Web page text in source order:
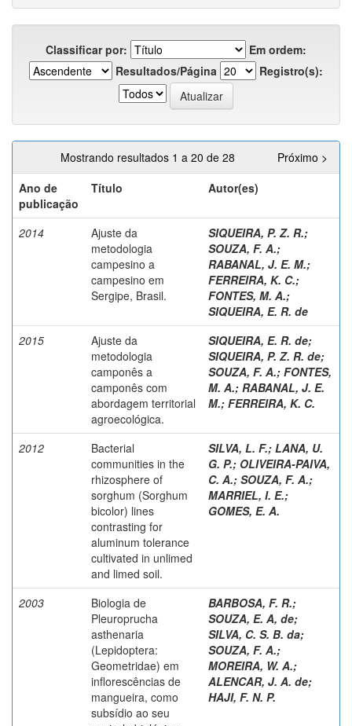
Classificar por:
Em ordem:
Resultados/Página
Registro(s):
Mostrando resultados 1 a 20 de 28
Próximo >
Ano de
publicação
Título Autor(es)
2014
Ajuste da
metodologia
campesino a
campesino em
Sergipe, Brasil.
SIQUEIRA, P. Z. R.;
SOUZA, F. A.;
RABANAL, J. E. M.;
FERREIRA, K. C.;
FONTES, M. A.;
SIQUEIRA, E. R. de
2015
Ajuste da
metodologia
camponês a
camponês com
abordagem territorial
agroecológica.
SIQUEIRA, E. R. de;
SIQUEIRA, P. Z. R. de;
SOUZA, F. A.; FONTES,
M. A.; RABANAL, J. E.
M.; FERREIRA, K. C.
2012
Bacterial
communities in the
rhizosphere of
sorghum (Sorghum
bicolor) lines
contrasting for
aluminum tolerance
cultivated in unlimed
and limed soil.
SILVA, L. F.; LANA, U.
G. P.; OLIVEIRA-PAIVA,
C. A.; SOUZA, F. A.;
MARRIEL, I. E.;
GOMES, E. A.
2003
Biologia de
Pleuroprucha
asthenaria
(Lepidoptera:
Geometridae) em
inflorescências de
mangueira, como
subsídio ao seu
BARBOSA, F. R.;
SOUZA, E. A, de;
SILVA, C. S. B. da;
SOUZA, F. A.;
MOREIRA, W. A.;
ALENCAR, J. A. de;
HAJI, F. N. P.